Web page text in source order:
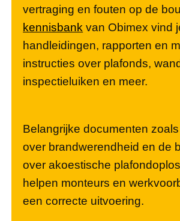
vertraging en fouten op de
kennisbank van Obimex vind
handleidingen, rapporten en
instructies over plafonds,
inspectieluiken en meer.
Belangrijke documenten
over brandwerendheid en de
over akoestische
helpen monteurs en
een correcte uitvoering.